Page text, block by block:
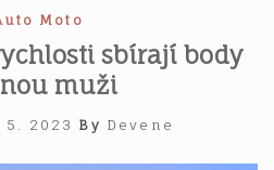
Moto
sbírají body
muži
5. 2023 By Devene